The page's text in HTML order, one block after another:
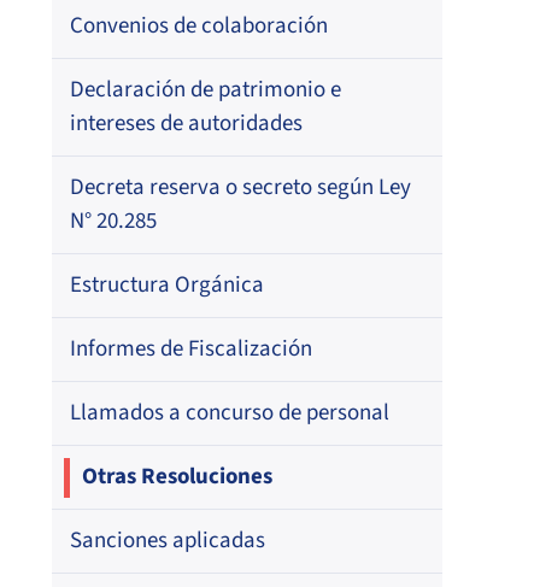
Por profesión
Regional
Regional
Por orden alfabético
Por profesión
Registro de Médicos Revisores de
Regional
Por orden alfabético
Por especialidad
Registro de Agentes de Ventas de
Registro Nacional de Prestadores
Licencias Médicas
Circulares
Circulares internas
Resoluciones
Oficios Circulares
Para otros destinatarios
Circulares
Convenios de colaboración
Declaración de patrimonio e
intereses de autoridades
Decreta reserva o secreto según Ley
N° 20.285
Estructura Orgánica
Informes de Fiscalización
Llamados a concurso de personal
Otras Resoluciones
Sanciones aplicadas